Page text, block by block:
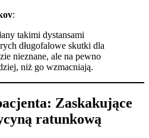
:
takimi dystansami
długofalowe skutki dla
nieznane, ale na pewno
niż go wzmacniają.
Zaskakujące
ratunkową